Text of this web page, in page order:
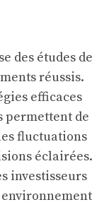
des études de
réussis.
efficaces
permettent de
fluctuations
éclairées.
investisseurs